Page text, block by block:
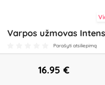
Varpos užmovas
Parašyti atsiliepimą
16.95 €